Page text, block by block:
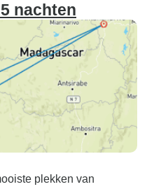
nachten
plekken van